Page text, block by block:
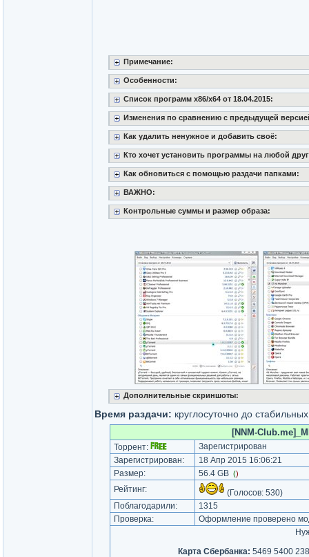
Примечание:
Особенности:
Список программ x86/x64 от 18.04.2015:
Изменения по сравнению с предыдущей
Как удалить ненужное и добавить своё:
Кто хочет установить программы на любой
Как обновиться с помощью раздачи папками:
ВАЖНО:
Контрольные суммы и размер образа:
Дополнительные скриншоты:
Время раздачи: круглосуточно до
[NNM-
Торрент:
Зарегистрирован
Зарегистрирован:
18 Апр 2015 16:06:21
Размер:
56.4 GB ()
Рейтинг: (Голосов: 530)
Поблагодарили:
1315
Проверка:
Оформление проверено
Карта Сбeрбанка: 5469 5400